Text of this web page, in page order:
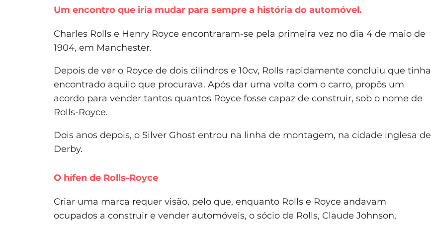
Um encontro que iria mudar para sempre a história do automóvel.
Charles Rolls e Henry Royce encontraram-se pela primeira vez no dia 4 de maio de
1904, em Manchester.
Depois de ver o Royce de dois cilindros e 10cv, Rolls rapidamente concluiu que tinha
encontrado aquilo que procurava. Após dar uma volta com o carro, propôs um
acordo para vender tantos quantos Royce fosse capaz de construir, sob o nome de
Rolls-Royce.
Dois anos depois, o Silver Ghost entrou na linha de montagem, na cidade inglesa de
Derby.
O hífen de Rolls-Royce
Criar uma marca requer visão, pelo que, enquanto Rolls e Royce andavam
ocupados a construir e vender automóveis, o sócio de Rolls, Claude Johnson,